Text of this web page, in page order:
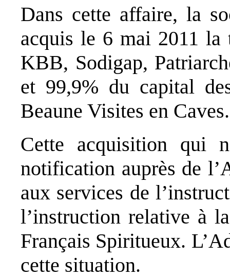
Dans cette affaire, la
acquis le 6 mai 2011 la
KBB, Sodigap,
et 99,9% du capital
Beaune Visites en Caves.
Cette acquisition qui
notification auprès de
aux services de
l’instruction relative à
Français Spiritueux.
cette situation.